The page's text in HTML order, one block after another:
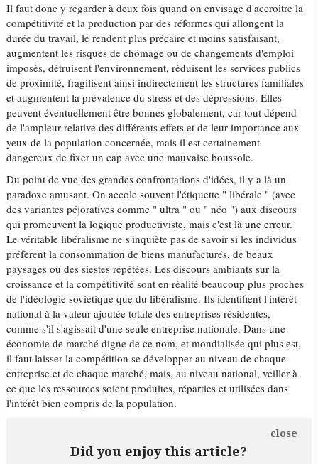
Il faut donc y regarder à deux fois quand on envisage d'accroître la
compétitivité et la production par des réformes qui allongent la
durée du travail, le rendent plus précaire et moins satisfaisant,
augmentent les risques de chômage ou de changements d'emploi
imposés, détruisent l'environnement, réduisent les services publics
de proximité, fragilisent ainsi indirectement les structures familiales
et augmentent la prévalence du stress et des dépressions. Elles
peuvent éventuellement être bonnes globalement, car tout dépend
de l'ampleur relative des différents effets et de leur importance aux
yeux de la population concernée, mais il est certainement
dangereux de fixer un cap avec une mauvaise boussole.
Du point de vue des grandes confrontations d'idées, il y a là un
paradoxe amusant. On accole souvent l'étiquette " libérale " (avec
des variantes péjoratives comme " ultra " ou " néo ") aux discours
qui promeuvent la logique productiviste, mais c'est là une erreur.
Le véritable libéralisme ne s'inquiète pas de savoir si les individus
préfèrent la consommation de biens manufacturés, de beaux
paysages ou des siestes répétées. Les discours ambiants sur la
croissance et la compétitivité sont en réalité beaucoup plus proches
de l'idéologie soviétique que du libéralisme. Ils identifient l'intérêt
national à la valeur ajoutée totale des entreprises résidentes,
comme s'il s'agissait d'une seule entreprise nationale. Dans une
économie de marché digne de ce nom, et mondialisée qui plus est,
il faut laisser la compétition se développer au niveau de chaque
entreprise et de chaque marché, mais, au niveau national, veiller à
ce que les ressources soient produites, réparties et utilisées dans
l'intérêt bien compris de la population.
Did you enjoy this article?
close